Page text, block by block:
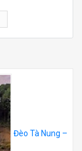
Đèo Tà Nung –